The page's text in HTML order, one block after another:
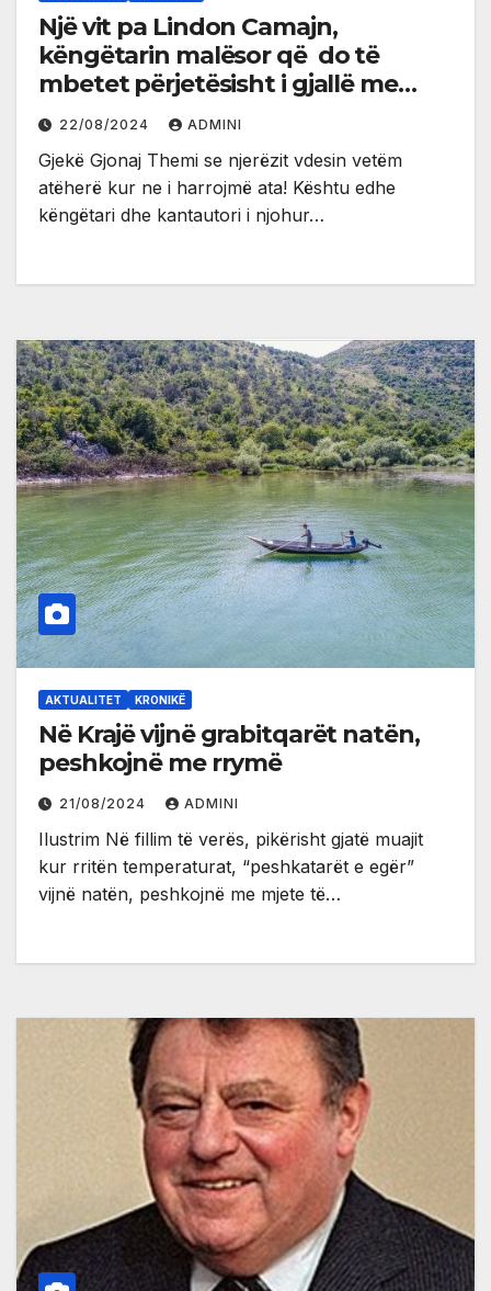
Një vit pa Lindon Camajn,
këngëtarin malësor që do të
mbetet përjetësisht i gjallë me
zërin dhe këngën e tij
22/08/2024 ADMINI
Gjekë Gjonaj Themi se njerëzit vdesin vetëm
atëherë kur ne i harrojmë ata! Kështu edhe
këngëtari dhe kantautori i njohur…
AKTUALITET KRONIKË
Në Krajë vijnë grabitqarët natën,
peshkojnë me rrymë
21/08/2024 ADMINI
Ilustrim Në fillim të verës, pikërisht gjatë muajit
kur rritën temperaturat, “peshkatarët e egër”
vijnë natën, peshkojnë me mjete të…